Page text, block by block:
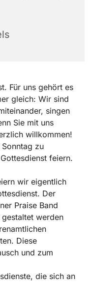
Für uns gehört es
gleich: Wir sind
singen
Sie mit uns
willkommen!
zu
feiern.
wir eigentlich
Der
Praise Band
werden
Diese
und zum
die sich an